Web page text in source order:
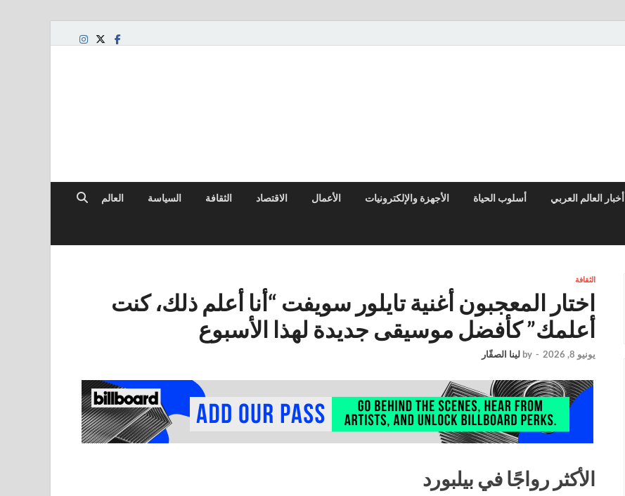
أخبار العالم العربي أسلوب الحياة الأجهزة والإلكترونيات الأعمال الاقتصاد الثقافة السياسة العالم
الثقافة
اختار المعجبون أغنية تايلور سويفت “أنا أعلم ذلك، كنت
أعلمك” كأفضل موسيقى جديدة لهذا الأسبوع
يونيو 8, 2026 -
by لينا الصقّار
الأكثر رواجًا في بيلبورد